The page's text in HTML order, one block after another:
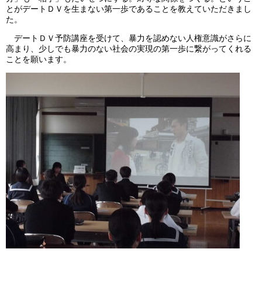
とがデートＤＶを生まない第一歩であることを教えていただきまし
た。
デートＤＶ予防講座を受けて、暴力を認めない人権意識がさらに
高まり、少しでも暴力のない社会の実現の第一歩に繋がってくれる
ことを願います。